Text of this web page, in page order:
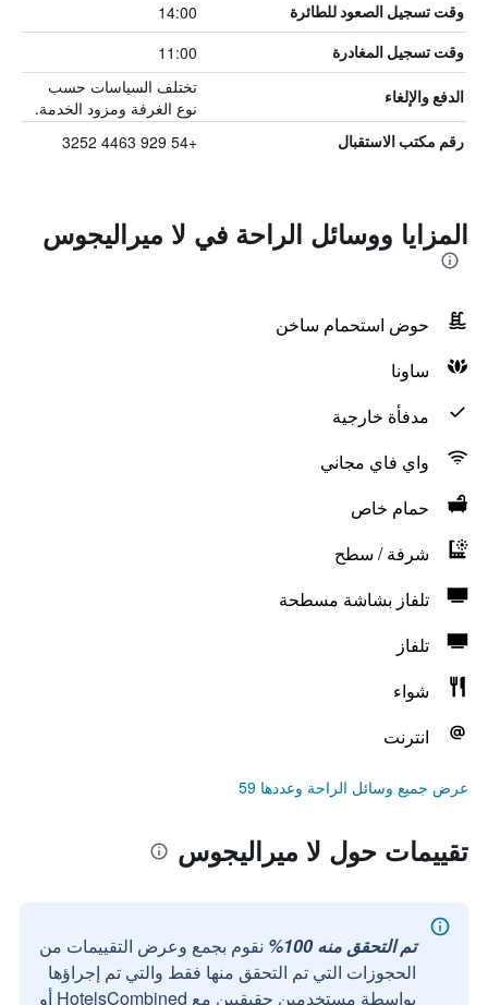
وقت تسجيل الصعود للطائرة 14:00
وقت تسجيل المغادرة 11:00
الدفع والإلغاء
تختلف السياسات حسب
نوع الغرفة ومزود الخدمة.
رقم مكتب الاستقبال +54 929 4463 3252
المزايا ووسائل الراحة في لا ميراليجوس
حوض استحمام ساخن
ساونا
مدفأة خارجية
واي فاي مجاني
حمام خاص
شرفة / سطح
تلفاز بشاشة مسطحة
تلفاز
شواء
انترنت
عرض جميع وسائل الراحة وعددها 59
تقييمات حول لا ميراليجوس
تم التحقق منه 100%
نقوم بجمع وعرض التقييمات من
الحجوزات التي تم التحقق منها فقط والتي تم إجراؤها
بواسطة مستخدمين حقيقيين مع HotelsCombined أو